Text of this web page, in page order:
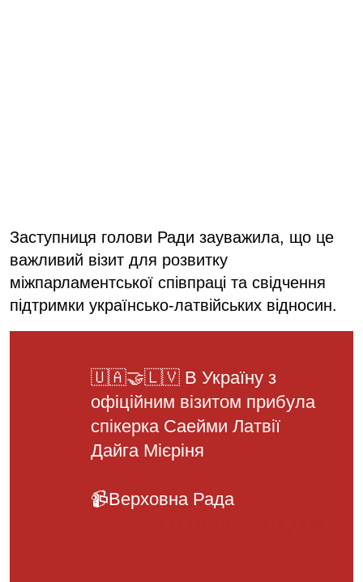
Заступниця голови Ради зауважила, що це
важливий візит для розвитку
міжпарламентської співпраці та свідчення
підтримки українсько-латвійських відносин.
🇺🇦🤝🇱🇻 В Україну з
офіційним візитом прибула
спікерка Саейми Латвії
Дайга Мієріня
📹Верховна Рада